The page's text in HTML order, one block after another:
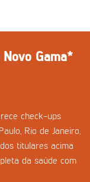
Novo Gama*
check-ups
Rio de Janeiro,
titulares acima
da saúde com